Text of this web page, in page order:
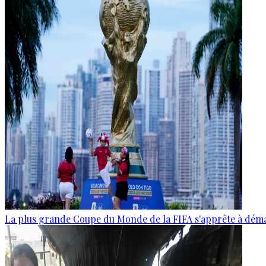
La plus grande Coupe du Monde de la FIFA s'apprête à